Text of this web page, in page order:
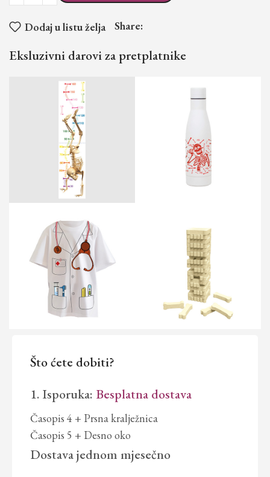
Dodaj u listu želja Share:
Eksluzivni darovi za pretplatnike
Što ćete dobiti?
1. Isporuka: Besplatna dostava
Časopis 4 + Prsna kralježnica
Časopis 5 + Desno oko
Dostavajednom mjesečno